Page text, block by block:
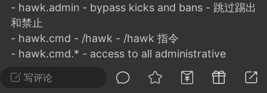
主页反馈贴
反馈你遇到的问题 以及 你期望的功能等
不方便可尝试通过邮箱与作者进行反馈
写评论
- hawk.admin - bypass kicks and bans - 跳过踢出
和禁止
- hawk.cmd - /hawk - /hawk 指令
- hawk.cmd.* - access to all administrative
commands - 可以使用所有管理指令
- hawk.cmd.- access to a specific administrative